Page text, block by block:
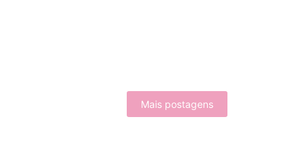
Mais postagens